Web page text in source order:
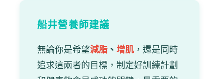
無論你是希望減脂 增肌，還是同時
追求這兩者的目標，制定好訓練計劃